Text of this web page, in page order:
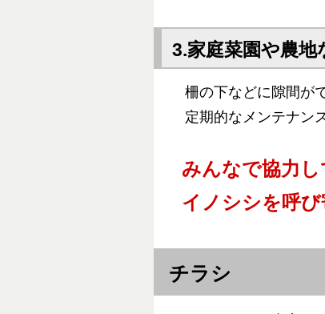
3.家庭菜園や農地
柵の下などに隙間が
定期的なメンテナン
みんなで協力し
イノシシを呼
チラシ